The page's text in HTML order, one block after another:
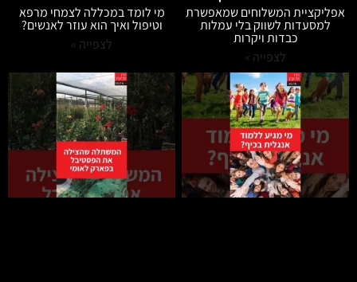
אפליקציית המשלוחים שמאפשרת
למסעדות לשווק בלי עמלות
כבדות ויקרות
לצפייה »
מי לומד במכללה לצמחי מרפא
וטיפול ואיך הוא עוזר לאנשים?
לצפייה »